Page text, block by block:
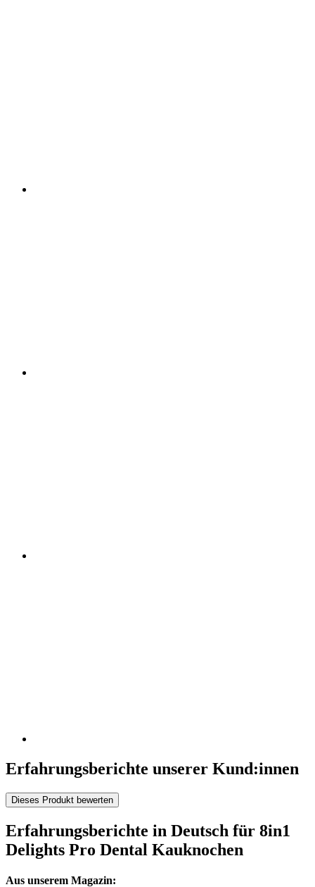
Erfahrungsberichte unserer Kund:innen
Dieses Produkt bewerten
Erfahrungsberichte in Deutsch für 8in1
Delights Pro Dental Kauknochen
Aus unserem Magazin: